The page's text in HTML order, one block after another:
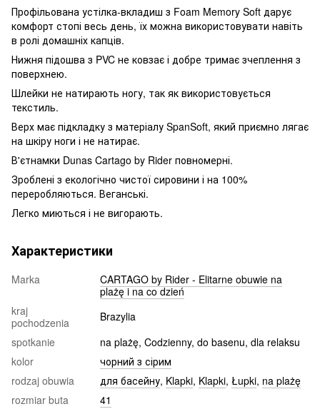
Профільована устілка-вкладиш з Foam Memory Soft дарує
комфорт стопі весь день, їх можна використовувати навіть
в ролі домашніх капців.
Нижня підошва з PVC не ковзає і добре тримає зчеплення з
поверхнею.
Шлейки не натирають ногу, так як використовується
текстиль.
Верх має підкладку з матеріалу SpanSoft, який приємно лягає
на шкіру ноги і не натирає.
В'єтнамки Dunas Cartago by Rider повномерні.
Зроблені з екологічно чистої сировини і на 100%
переробляються. Веганські.
Легко миються і не вигорають.
Характеристики
Marka
CARTAGO by Rider - Elitarne obuwie na
plażę i na co dzień
kraj
pochodzenia
Brazylia
spotkanie
na plażę, Codzienny, do basenu, dla relaksu
kolor
чорний з сірим
rodzaj obuwia
для басейну, Klapki, Klapki, Łupki, na plażę
rozmiar buta
41